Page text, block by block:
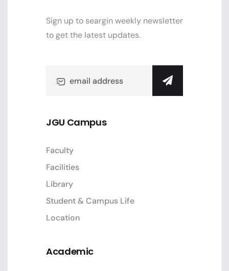
Sign up to seargin weekly newsletter
to get the latest updates.
JGU Campus
Faculty
Facilities
Library
Student & Campus Life
Location
Academic